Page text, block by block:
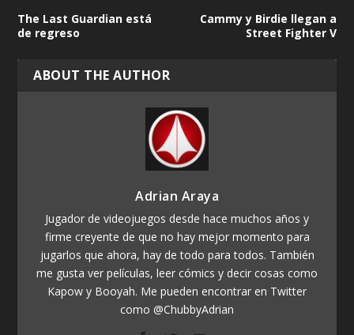
The Last Guardian está
de regreso
Cammy y Birdie llegan a
Street Fighter V
ABOUT THE AUTHOR
Adrian Araya
Jugador de videojuegos desde hace muchos años y
firme creyente de que no hay mejor momento para
jugarlos que ahora, hay de todo para todos. También
me gusta ver películas, leer cómics y decir cosas como
Kapow y Booyah. Me pueden encontrar en Twitter
como @ChubbyAdrian